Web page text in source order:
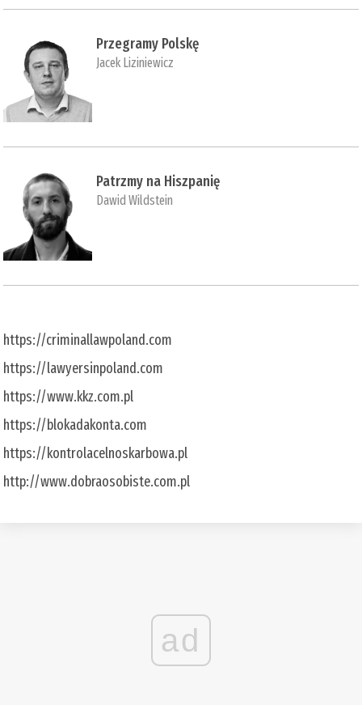
Przegramy Polskę
Jacek Liziniewicz
Patrzmy na Hiszpanię
Dawid Wildstein
https://criminallawpoland.com
https://lawyersinpoland.com
https://www.kkz.com.pl
https://blokadakonta.com
https://kontrolacelnoskarbowa.pl
http://www.dobraosobiste.com.pl
ad